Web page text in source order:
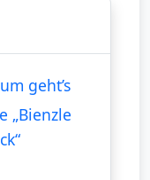
geht’s
„Bienzle